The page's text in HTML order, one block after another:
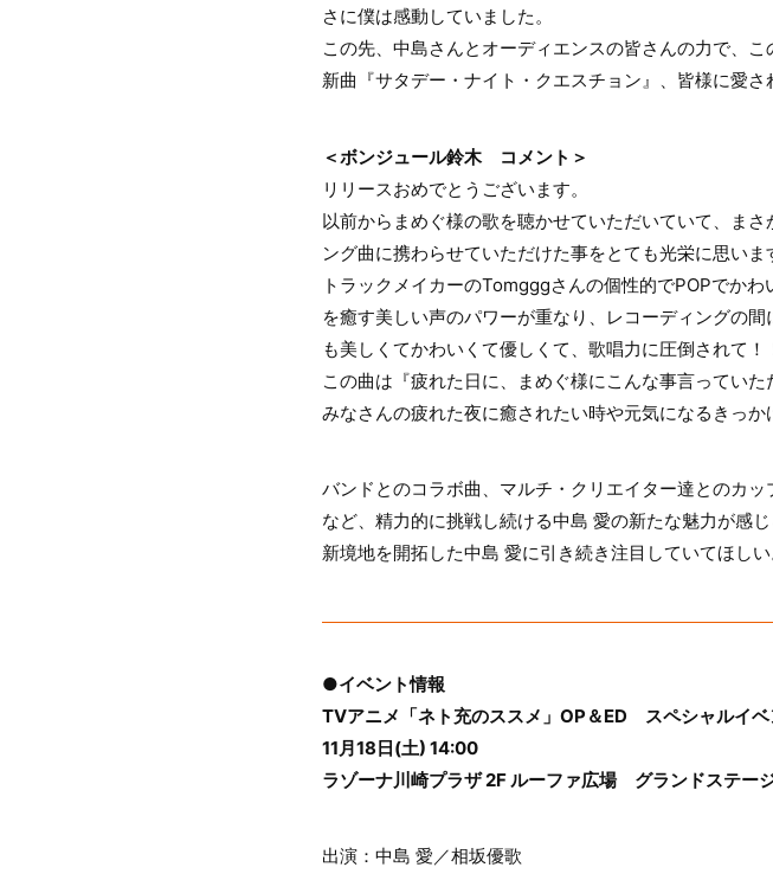
さに僕は感動していました。
この先、中島さんとオーディエンスの皆さんの力で、
新曲『サタデー・ナイト・クエスチョン』、皆様に愛
＜ボンジュール鈴木 コメント＞
リリースおめでとうございます。
以前からまめぐ様の歌を聴かせていただいていて、ま
ング曲に携わらせていただけた事をとても光栄に思いま
トラックメイカーのTomgggさんの個性的でPOPでか
を癒す美しい声のパワーが重なり、レコーディングの
も美しくてかわいくて優しくて、歌唱力に圧倒されて！
この曲は『疲れた日に、まめぐ様にこんな事言ってい
みなさんの疲れた夜に癒されたい時や元気になるきっか
バンドとのコラボ曲、マルチ・クリエイター達とのカ
など、精力的に挑戦し続ける中島 愛の新たな魅力が感じ
新境地を開拓した中島 愛に引き続き注目していてほしい
●イベント情報
TVアニメ「ネト充のススメ」OP＆ED スペシャルイベ
11月18日(土) 14:00
ラゾーナ川崎プラザ 2F ルーファ広場 グランドステー
出演：中島 愛／相坂優歌